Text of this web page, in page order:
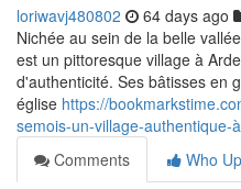
loriwavj480802 64 days ago
Nichée au sein de la belle
est un pittoresque village à
d'authenticité. Ses bâtisses en
église https://
semois-un-village-authentique-
Comments
Who